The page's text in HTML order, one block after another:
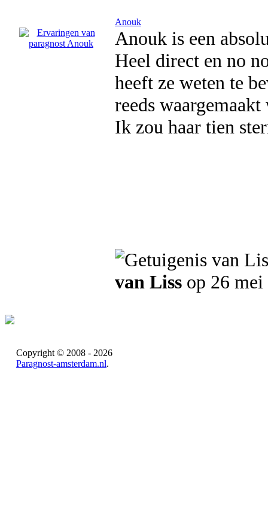
Anouk
Anouk is een
Heel direct en no
heeft ze weten te
reeds waargemaakt
Ik zou haar tien
van Liss op 26 mei
Copyright © 2008 - 2026
Paragnost-amsterdam.nl.